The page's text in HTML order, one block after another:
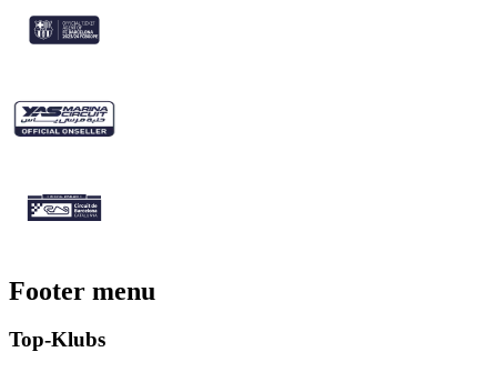
Footer menu
Top-Klubs